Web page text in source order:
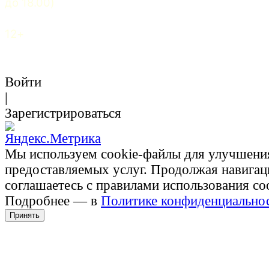
12+
Войти
|
Зарегистрироваться
Мы используем cookie-файлы для
предоставляемых услуг. Продолжая
соглашаетесь с правилами использования
Подробнее — в Политике
Принять